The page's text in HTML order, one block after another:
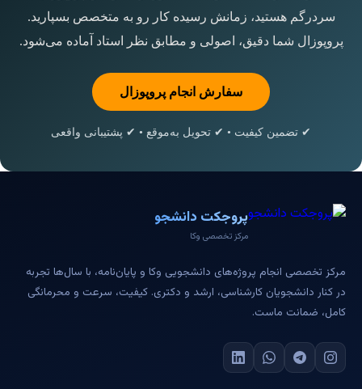
سردرگم هستید، زمانش رسیده کار رو به متخصص بسپارید.
پروپوزال شما دقیق، اصولی و مطابق نظر استاد آماده می‌شود.
سفارش انجام پروپوزال
✔ تضمین کیفیت • ✔ تحویل به‌موقع • ✔ پشتیبانی واقعی
پروجکت دانشجو
مرکز تخصصی وکا
مرکز تخصصی انجام پروژه‌های دانشجویی وکا و پایان‌نامه، با سال‌ها تجربه
در کنار دانشجویان کارشناسی، ارشد و دکتری. کیفیت، سرعت و محرمانگی
کامل، ضمانت ماست.